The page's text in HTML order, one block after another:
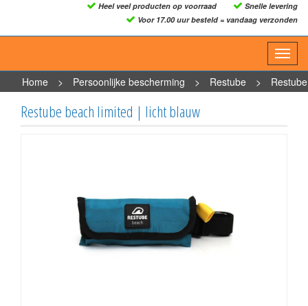
Heel veel producten op voorraad
Snelle levering
Voor 17.00 uur besteld = vandaag verzonden
Home
> Persoonlijke bescherming > Restube >
Restube
beach limited | licht blauw
Restube beach limited | licht blauw